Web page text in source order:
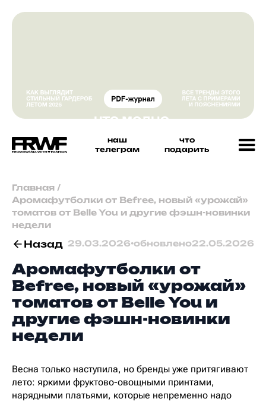
наш
телеграм
что
подарить
Главная /
Аромафутболки от Befree, новый «урожай»
томатов от Belle You и другие фэшн-новинки
недели
Назад 29.03.2026•обновлено22.05.2026
Аромафутболки от
Befree, новый «урожай»
томатов от Belle You и
другие фэшн-новинки
недели
Весна только наступила, но бренды уже притягивают
лето: яркими фруктово-овощными принтами,
нарядными платьями, которые непременно надо